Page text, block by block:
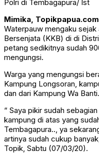
Polri di Tembagapura/ Ist
Mimika, Topikpapua.com
Waterpauw mengaku
Bersenjata (KKB) di di
petang sedikitnya sudah
mengungsi.
Warga yang mengungsi
Kampung Longsoran,
dan dari Kampung Wa Banti.
“ Saya pikir sudah
kampung di atas yang
Tembagapura.., ya
artinya sudah cukup
Topik, Sabtu (07/03/20).